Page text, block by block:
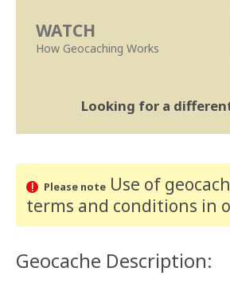
WATCH
How Geocaching Works
Looking for a
Please noteUse of
terms and conditions in
Geocache Description: